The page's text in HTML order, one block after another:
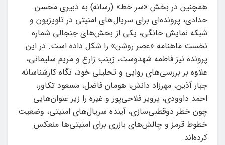
همچنین در بخش «سر خط» (رسانه) به دبیری محسن
حدادی، پرونده‌ای برای سریال‌های امنیتی در تلویزیون و
شبکه نمایش خانگی، یکی از بحش‌های جنجالی شماره
نخست ماهنامه «عصر روشن» را شکل داده است. در این
پرونده نیز فاطمه شهدوست، زینب زارع و مریم سلیمانی،
علاوه بر بررسی‌های روایی و تحلیلی خود، نگاه کارشناسانه
جبار آذین، مهرزاد دانش، هومان فاضل، مسعود تکاور،
احمد داوودی، پرویز فلاحی‌پور و غیره را زیر عنوان‌هایی
چون خطر دوقطبی‌سازی، آینده سریال‌های امنیتی، وضعیت
خطوط قرمز و چالش‌های بازری برای امنیتی‌ها منعکس
کرده‌اند.